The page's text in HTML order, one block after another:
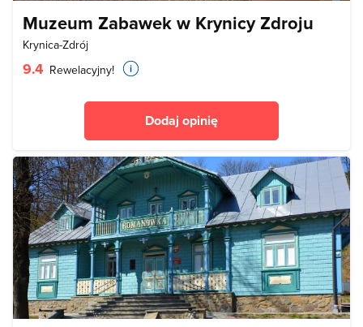
Muzeum Zabawek w Krynicy Zdroju
Krynica-Zdrój
9.4 Rewelacyjny!
Dodaj opinię